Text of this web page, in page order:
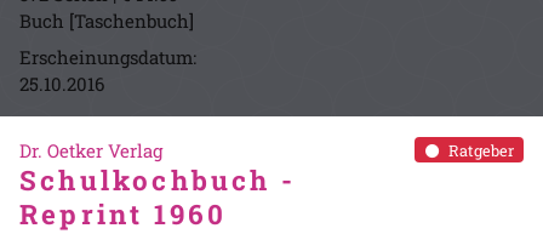
Buch [Taschenbuch]
Erscheinungsdatum:
25.10.2016
Ratgeber
Dr. Oetker Verlag
Schulkochbuch -
Reprint 1960